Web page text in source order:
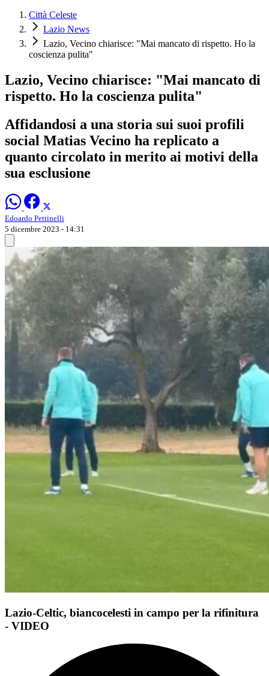
Città Celeste
Lazio News
Lazio, Vecino chiarisce: "Mai mancato di rispetto. Ho la
coscienza pulita"
Lazio, Vecino chiarisce: "Mai mancato di
rispetto. Ho la coscienza pulita"
Affidandosi a una storia sui suoi profili
social Matias Vecino ha replicato a
quanto circolato in merito ai motivi della
sua esclusione
Edoardo Pettinelli
5 dicembre 2023 - 14:31
Lazio-Celtic, biancocelesti in campo per la rifinitura
- VIDEO